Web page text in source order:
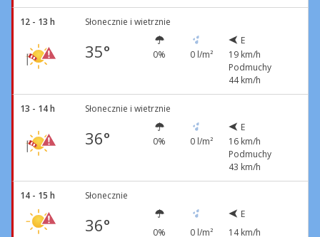
12 - 13 h Słonecznie i wietrznie
35° 0% 0 l/m²
E
19 km/h
Podmuchy
44 km/h
13 - 14 h Słonecznie i wietrznie
36° 0% 0 l/m²
E
16 km/h
Podmuchy
43 km/h
14 - 15 h Słonecznie
36° 0% 0 l/m²
E
14 km/h